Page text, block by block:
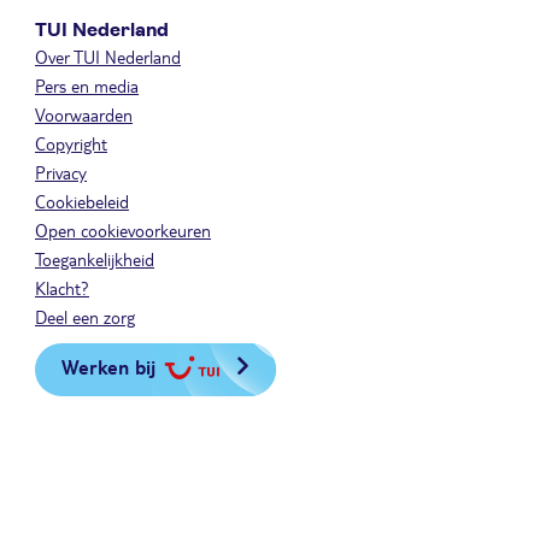
TUI Nederland
Over TUI Nederland
Pers en media
Voorwaarden
Copyright
Privacy
Cookiebeleid
Open cookievoorkeuren
Toegankelijkheid
Klacht?
Deel een zorg
Werken bij